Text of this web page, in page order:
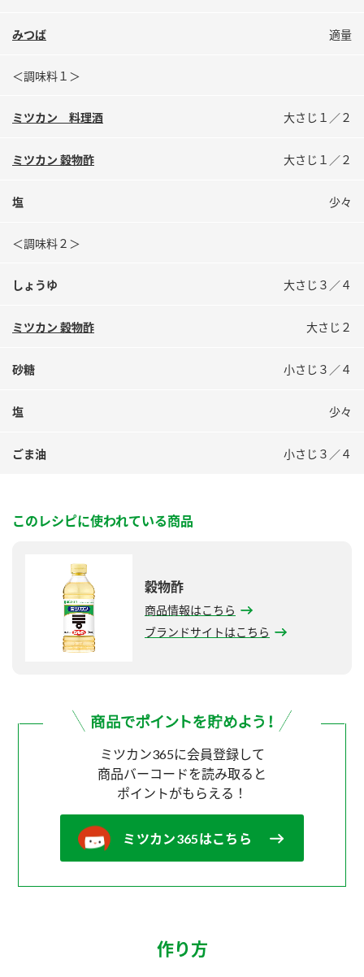
みつば 適量
＜調味料１＞
ミツカン 料理酒 大さじ１／２
ミツカン 穀物酢 大さじ１／２
塩 少々
＜調味料２＞
しょうゆ 大さじ３／４
ミツカン 穀物酢 大さじ２
砂糖 小さじ３／４
塩 少々
ごま油 小さじ３／４
このレシピに使われている商品
穀物酢
商品情報はこちら
ブランドサイトはこちら
ミツカン365に会員登録して
商品バーコードを読み取ると
ポイントがもらえる！
ミツカン365はこちら
作り方